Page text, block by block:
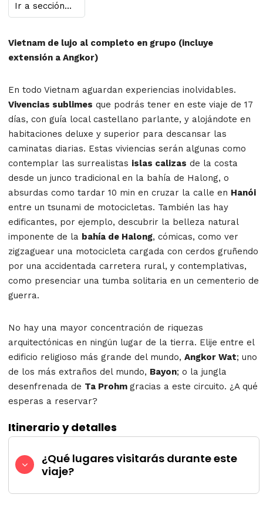
Vietnam de lujo al completo en grupo (incluye
extensión a Angkor)
En todo Vietnam aguardan experiencias inolvidables.
Vivencias sublimes que podrás tener en este viaje de 17
días, con guía local castellano parlante, y alojándote en
habitaciones deluxe y superior para descansar las
caminatas diarias. Estas viviencias serán algunas como
contemplar las surrealistas islas calizas de la costa
desde un junco tradicional en la bahía de Halong, o
absurdas como tardar 10 min en cruzar la calle en Hanói
entre un tsunami de motocicletas. También las hay
edificantes, por ejemplo, descubrir la belleza natural
imponente de la bahía de Halong, cómicas, como ver
zigzaguear una motocicleta cargada con cerdos gruñendo
por una accidentada carretera rural, y contemplativas,
como presenciar una tumba solitaria en un cementerio de
guerra.
No hay una mayor concentración de riquezas
arquitectónicas en ningún lugar de la tierra. Elije entre el
edificio religioso más grande del mundo, Angkor Wat; uno
de los más extraños del mundo, Bayon; o la jungla
desenfrenada de Ta Prohm gracias a este circuito. ¿A qué
esperas a reservar?
Itinerario y detalles
¿Qué lugares visitarás durante este
viaje?